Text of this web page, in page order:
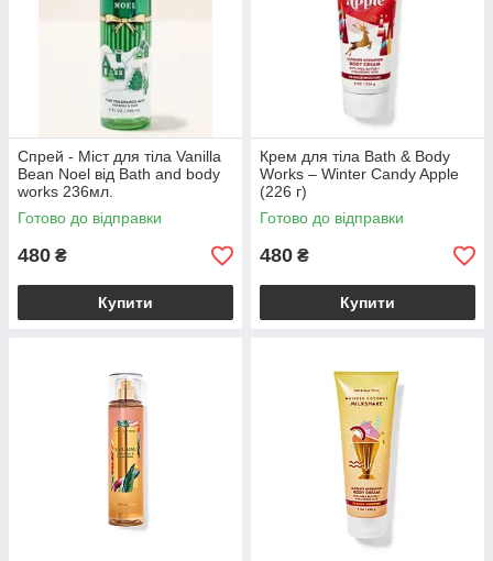
Спрей - Міст для тіла Vanilla
Bean Noel від Bath and body
works 236мл.
Готово до відправки
480 ₴
Купити
Крем для тіла Bath & Body
Works – Winter Candy Apple
(226 г)
Готово до відправки
480 ₴
Купити